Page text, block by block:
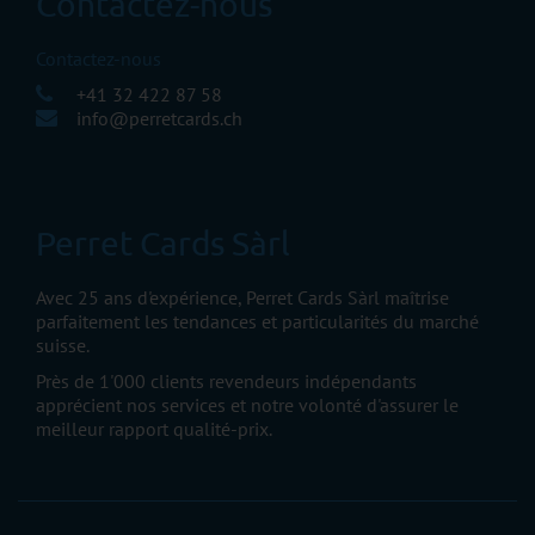
Contactez-nous
+41 32 422 87 58
info@perretcards.ch
Perret Cards Sàrl
Avec 25 ans d'expérience, Perret Cards Sàrl maîtrise
parfaitement les tendances et particularités du marché
suisse.
Près de 1'000 clients revendeurs indépendants
apprécient nos services et notre volonté d'assurer le
meilleur rapport qualité-prix.